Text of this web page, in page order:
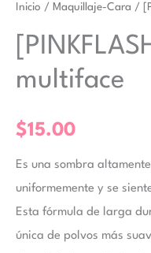
Inicio / Maquillaje-Cara /
multiface
$15.00
Es una sombra
uniformemente y se
Esta fórmula de larga
única de polvos más